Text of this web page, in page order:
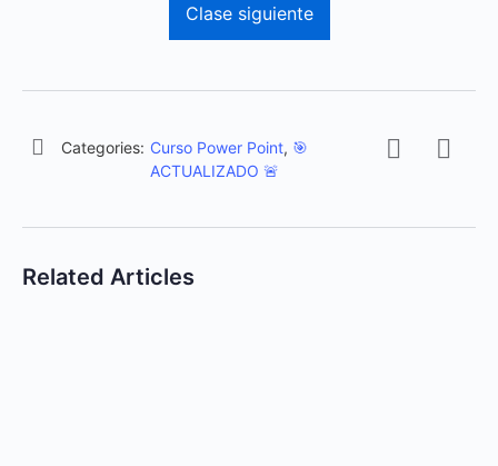
Clase siguiente
Categories: Curso Power Point, 🎯
ACTUALIZADO 🚨
Related Articles